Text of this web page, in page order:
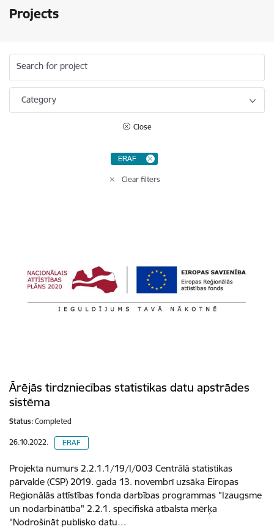
Projects
Search for project
Category
Close
ERAF
Clear filters
Ārējās tirdzniecības statistikas datu apstrādes
sistēma
Status: Completed
26.10.2022. ERAF
Projekta numurs 2.2.1.1/19/I/003 Centrālā statistikas
pārvalde (CSP) 2019. gada 13. novembrī uzsāka Eiropas
Reģionālās attīstības fonda darbības programmas "Izaugsme
un nodarbinātība" 2.2.1. specifiskā atbalsta mērķa
"Nodrošināt publisko datu…